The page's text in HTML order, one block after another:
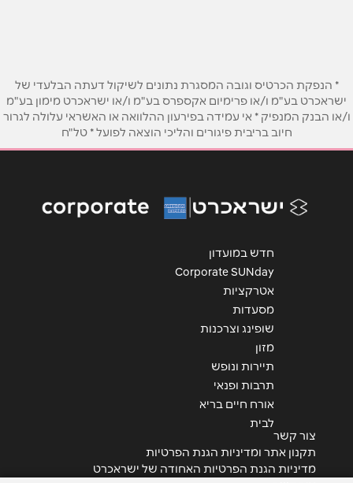
* הנפקת הכרטיס וגובה המסגרת נתונים לשיקול דעתה הבלעדי של
ישראכרט בע"מ ו/או פרימיום אקספרס בע"מ ו/או ישראכרט מימון בע"מ
ו/או הבנק המנפיק * אי עמידה בפירעון ההלוואה או האשראי עלולה לגרור
חיוב בריבית פיגורים והליכי הוצאה לפועל * טל"ח
חדש במועדון
Corporate SUNday
אטרקציות
מסעדות
שופינג וצרכנות
מזון
תיירות ונופש
תרבות ופנאי
אורח חיים בריא
לבית
צור קשר
תקנון אתר ומדיניות הגנת הפרטיות
מדיניות הגנת הפרטיות האחודה של ישראכרט